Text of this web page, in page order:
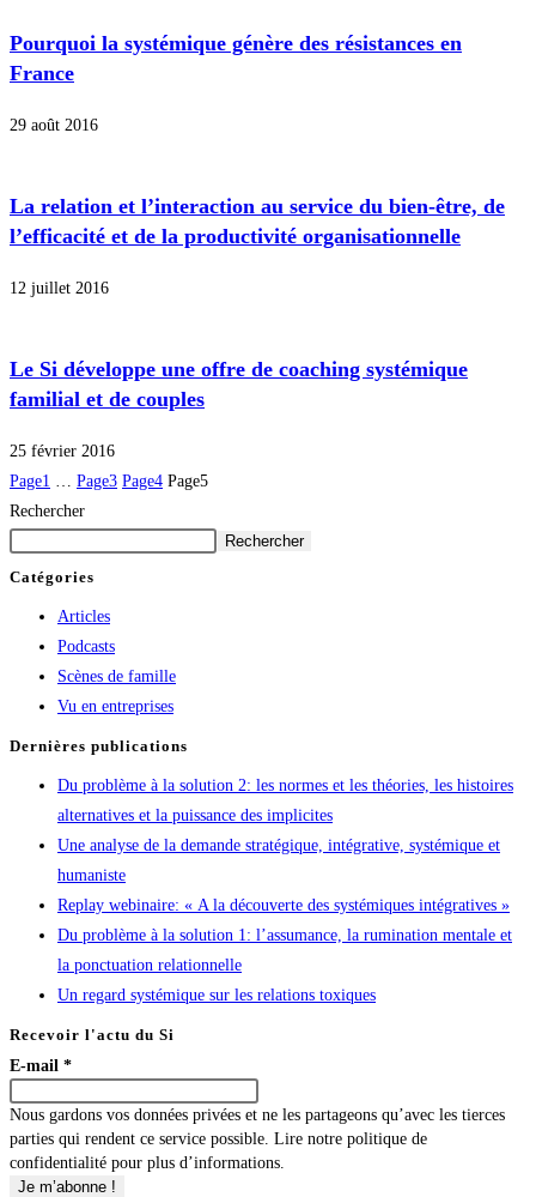
Pourquoi la systémique génère des résistances en
France
29 août 2016
La relation et l’interaction au service du bien-être, de
l’efficacité et de la productivité organisationnelle
12 juillet 2016
Le Si développe une offre de coaching systémique
familial et de couples
25 février 2016
Page1 Page3 Page4 Page5
Rechercher
Rechercher
Catégories
Articles
Podcasts
Scènes de famille
Vu en entreprises
Dernières publications
Du problème à la solution 2: les normes et les théories, les histoires
alternatives et la puissance des implicites
Une analyse de la demande stratégique, intégrative, systémique et
humaniste
Replay webinaire: « A la découverte des systémiques intégratives »
Du problème à la solution 1: l’assumance, la rumination mentale et
la ponctuation relationnelle
Un regard systémique sur les relations toxiques
Recevoir l'actu du Si
E-mail *
Nous gardons vos données privées et ne les partageons qu’avec les tierces
parties qui rendent ce service possible. Lire notre politique de
confidentialité pour plus d’informations.